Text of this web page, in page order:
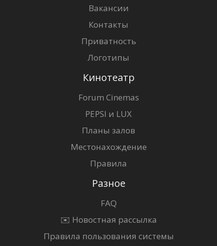
Вакансии
Контакты
Приватность
Логотипы
Кинотеатр
Forum Cinemas
PEPSI и LUX
Планы залов
Местонахождение
Правила
Разное
FAQ
✉️ Новостная рассылка
Правила пользования системы